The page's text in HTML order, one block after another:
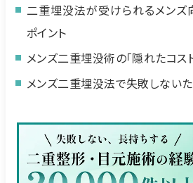
二重埋没法が受けられるメンズ
ポイント
メンズ二重埋没術の「隠れたコス
メンズ二重埋没法で失敗しない